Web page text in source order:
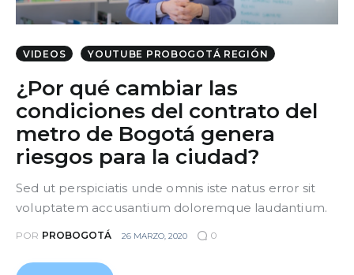
Summit MovE-Pay 2025
VIDEOS YOUTUBE PROBOGOTÁ REGIÓN
¿Por qué cambiar las
condiciones del contrato del
metro de Bogotá genera
riesgos para la ciudad?
Sed ut perspiciatis unde omnis iste natus error sit
voluptatem accusantium doloremque laudantium.
POR PROBOGOTÁ 26 MARZO, 2020 0